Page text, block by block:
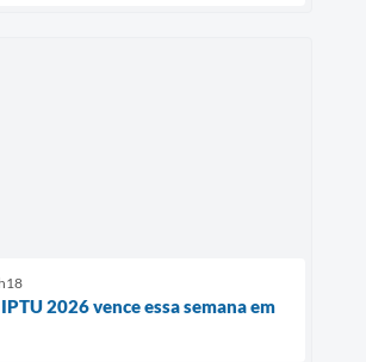
2026 vence essa semana em